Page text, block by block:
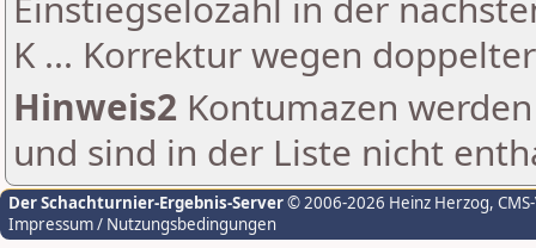
K ... Korrektur wegen
Hinweis2 Kontumazen
und sind in der Liste nicht
Der Schachturnier-Ergebnis-Server© 2006-2026 Heinz Herzog,
Impressum / Nutzungsbedingungen